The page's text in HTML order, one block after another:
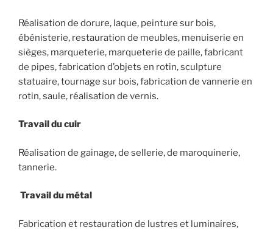
Réalisation de dorure, laque, peinture sur bois,
ébénisterie, restauration de meubles, menuiserie en
sièges, marqueterie, marqueterie de paille, fabricant
de pipes, fabrication d’objets en rotin, sculpture
statuaire, tournage sur bois, fabrication de vannerie en
rotin, saule, réalisation de vernis.
Travail du cuir
Réalisation de gainage, de sellerie, de maroquinerie,
tannerie.
Travail du métal
Fabrication et restauration de lustres et luminaires,